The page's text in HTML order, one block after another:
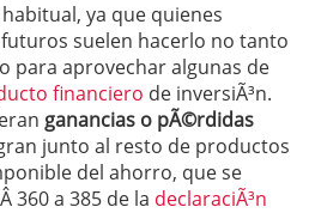
habitual, ya que quienes
suelen hacerlo no tanto
para aprovechar algunas de
financiero de inversiÃ³n.
ganancias o pÃ©rdidas
junto al resto de productos
del ahorro, que se
360 a 385 de la declaraciÃ³n